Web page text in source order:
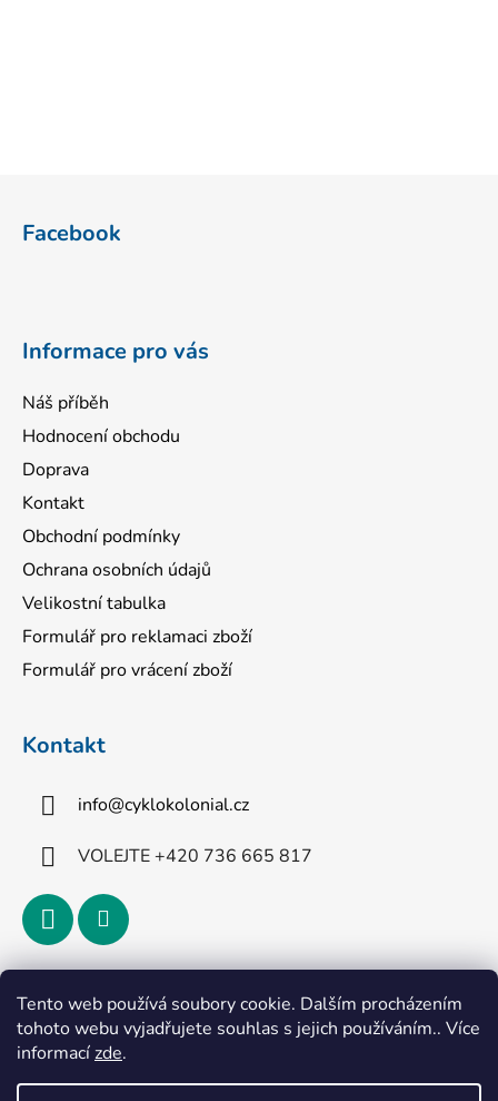
Tento web používá soubory cookie. Dalším procházením
tohoto webu vyjadřujete souhlas s jejich používáním.. Více
informacízde.
Facebook
Informace pro vás
Náš příběh
Hodnocení obchodu
Doprava
Kontakt
Obchodní podmínky
Ochrana osobních údajů
Velikostní tabulka
Formulář pro reklamaci zboží
Formulář pro vrácení zboží
Kontakt
info@cyklokolonial.cz
VOLEJTE +420 736 665 817
Přijímáme online platby